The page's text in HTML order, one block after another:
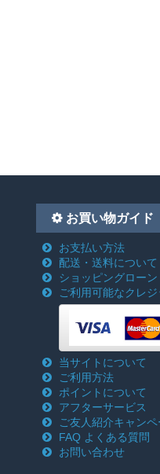
お買い物ガイド
お支払い方法
配送・送料について
ショッピングローン
ご利用可能なクレ
当サイトについて
ご利用方法
ポイントについて
アフターサービス
ご友人紹介キャンペ
FAQ よくある質問
お問い合わせ